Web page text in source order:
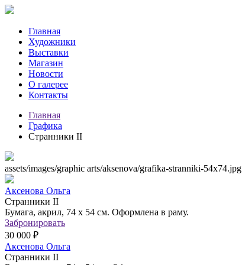
Главная
Художники
Выставки
Магазин
Новости
О галерее
Контакты
Главная
Графика
Странники II
assets/images/graphic arts/aksenova/grafika-stranniki-54x74.jpg
Аксенова Ольга
Странники II
Бумага, акрил, 74 х 54 см. Оформлена в раму.
Забронировать
30 000 ₽
Аксенова Ольга
Странники II